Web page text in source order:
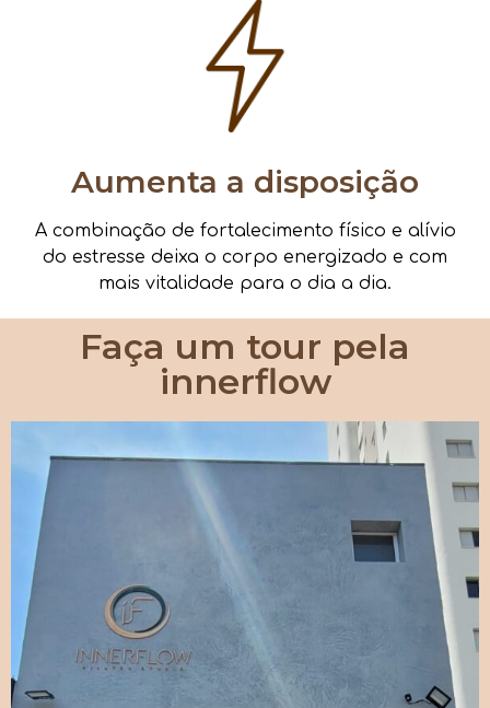
Aumenta a disposição
A combinação de fortalecimento físico e alívio
do estresse deixa o corpo energizado e com
mais vitalidade para o dia a dia.
Faça um tour pela
innerflow